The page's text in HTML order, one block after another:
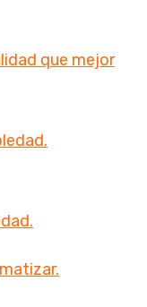
que mejor